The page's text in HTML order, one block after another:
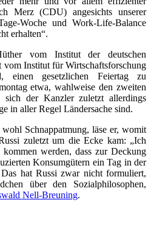
Merz (CDU) angesichts unserer
Woche und Work-Life-Balance
erhalten“.
vom Institut der deutschen
vom Institut für Wirtschaftsforschung
einen gesetzlichen Feiertag zu
etwa, wahlweise den zweiten
sich der Kanzler zuletzt allerdings
in aller Regel Ländersache sind.
Schnappatmung, läse er, womit
zuletzt um die Ecke kam: „Ich
werden, dass zur Deckung
Konsumgütern ein Tag in der
hat Russi zwar nicht formuliert,
über den Sozialphilosophen,
Nell-Breuning.